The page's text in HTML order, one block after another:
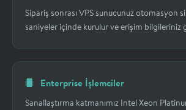
Sipariş sonrası VPS sunucunuz otomasyon
saniyeler içinde kurulur ve erişim bilgileriniz
Enterprise İşlemciler
Sanallaştırma katmanımız Intel Xeon